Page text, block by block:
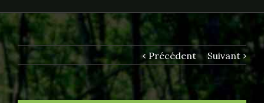
Précédent Suivant